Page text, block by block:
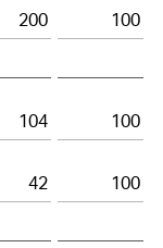
200
100
104
100
42
100